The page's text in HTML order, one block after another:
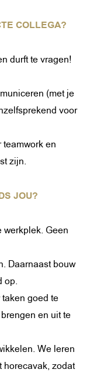
COLLEGA?
durft te vragen!
(met je
voor
en
zijn.
JOU?
Geen
Daarnaast bouw
op.
goed te
en uit te
We leren
zodat